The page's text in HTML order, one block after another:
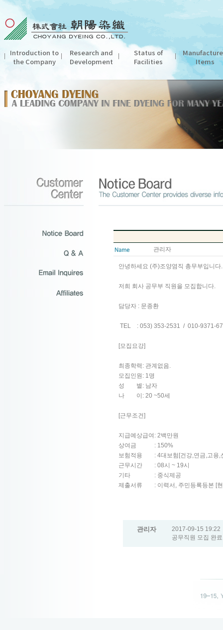
Introduction to
the Company
Research and
Development
Status of
Facilities
Items
관리자
안녕하세요 (주)조양염직 총무부입니다.
저희 회사 공무부 직원을 모집합니다.
담당자 : 문종환
TEL : 053) 353-2531 / 010-9371-
[모집요강]
최종학력: 관계없음.
모집인원: 1명
성 별: 남자
나 이: 20 ~50세
[근무조건]
지급예상급여: 2백만원
상여금 : 150%
보험적용 : 4대보험[건강,연금,고용,
근무시간 : 08시 ~ 19시
기타 : 중식제공
제출서류 : 이력서, 주민등록등본 [현
관리자
2017-09-15 19:22
공무직원 모집 완